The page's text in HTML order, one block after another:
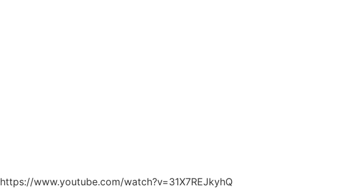
https://www.youtube.com/watch?v=31X7REJkyhQ